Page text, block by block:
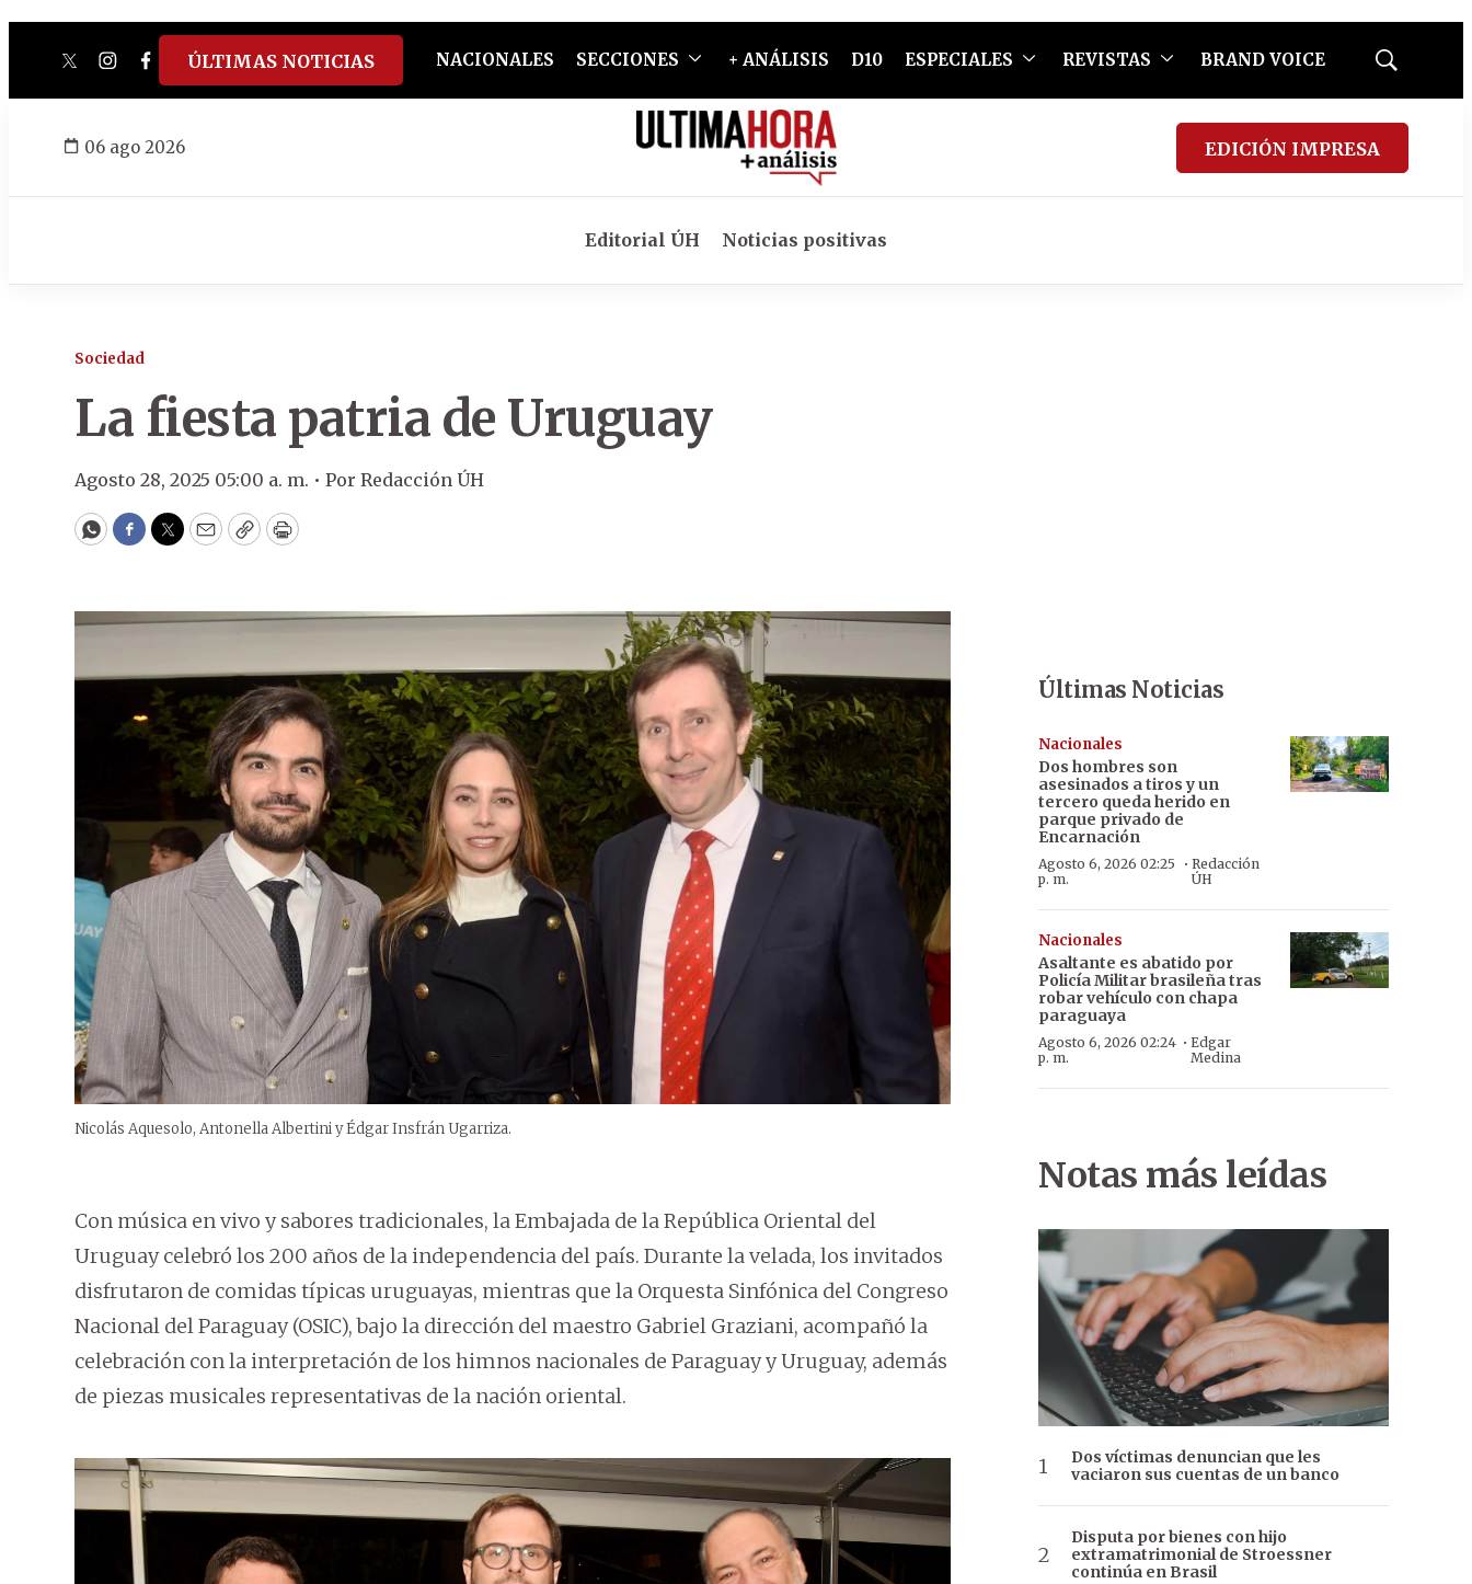
twitterinstagram
facebook
tiktokyoutube
spotify
ÚLTIMAS NOTICIAS NACIONALES SECCIONES + ANÁLISIS D10 ESPECIALES REVISTAS BRAND VOICE
Mostrar
06 ago 2026 EDICIÓN IMPRESA
Editorial ÚH Noticias positivas
Sociedad
La fiesta patria de Uruguay
Agosto 28, 2025 05:00 a. m. • Por Redacción ÚH
WhatsApp
Facebook
Twitter
EmailCopyPrint
Nicolás Aquesolo, Antonella Albertini y Édgar Insfrán Ugarriza.
Con música en vivo y sabores tradicionales, la Embajada de la República Oriental del
Uruguay celebró los 200 años de la independencia del país. Durante la velada, los invitados
disfrutaron de comidas típicas uruguayas, mientras que la Orquesta Sinfónica del Congreso
Nacional del Paraguay (OSIC), bajo la dirección del maestro Gabriel Graziani, acompañó la
celebración con la interpretación de los himnos nacionales de Paraguay y Uruguay, además
de piezas musicales representativas de la nación oriental.
Últimas Noticias
Nacionales
Dos hombres son
asesinados a tiros y un
tercero queda herido en
parque privado de
Encarnación
Agosto 6, 2026 02:25
p. m.
· Redacción
ÚH
Nacionales
Asaltante es abatido por
Policía Militar brasileña tras
robar vehículo con chapa
paraguaya
Agosto 6, 2026 02:24
p. m.
·Edgar
Medina
Notas más leídas
Dos víctimas denuncian que les
vaciaron sus cuentas de un banco
Disputa por bienes con hijo
extramatrimonial de Stroessner
continúa en Brasil